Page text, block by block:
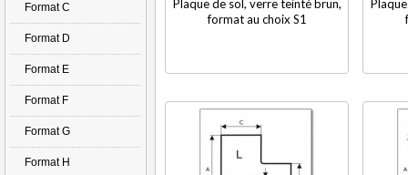
Plaque de sol, verre teinté brun,
format au choix S1
Format C
Format D
Format E
Format F
Format G
Format H